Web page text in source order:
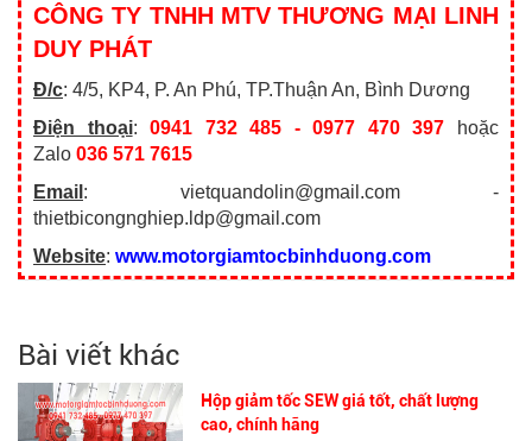
CÔNG TY TNHH MTV THƯƠNG MẠI LINH
DUY PHÁT
Đ/c: 4/5, KP4, P. An Phú, TP.Thuận An, Bình Dương
Điện thoại:0941 732 485 - 0977 470 397 hoặc
Zalo 036 571 7615
Email : vietquandolin@gmail.com -
thietbicongnghiep.ldp@gmail.com
Website: www.motorgiamtocbinhduong.com
Bài viết khác
Hộp giảm tốc SEW giá tốt, chất lượng
cao, chính hãng